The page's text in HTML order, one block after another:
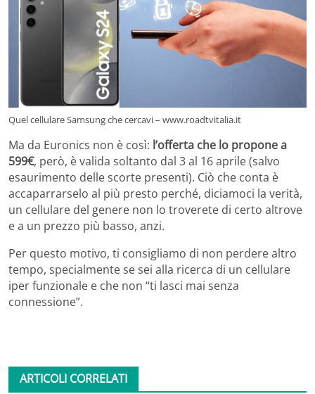
Quel cellulare Samsung che cercavi – www.roadtvitalia.it
Ma da Euronics non è così: l’offerta che lo propone a
599€, però, è valida soltanto dal 3 al 16 aprile (salvo
esaurimento delle scorte presenti). Ciò che conta è
accaparrarselo al più presto perché, diciamoci la verità,
un cellulare del genere non lo troverete di certo altrove
e a un prezzo più basso, anzi.
Per questo motivo, ti consigliamo di non perdere altro
tempo, specialmente se sei alla ricerca di un cellulare
iper funzionale e che non “ti lasci mai senza
connessione”.
ARTICOLI CORRELATI